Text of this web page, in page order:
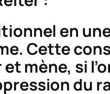
en
Cette
mène, si
du